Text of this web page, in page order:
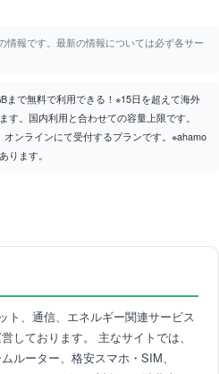
情報です。最新の情報については必ず各サー
まで無料で利用できる！※15日を超えて海外
。国内利用と合わせての容量上限です。
ンラインにて受付するプランです。※ahamo
ります。
ト、通信、エネルギー関連サービス
しております。 主なサイトでは、
ルーター、格安スマホ・SIM、